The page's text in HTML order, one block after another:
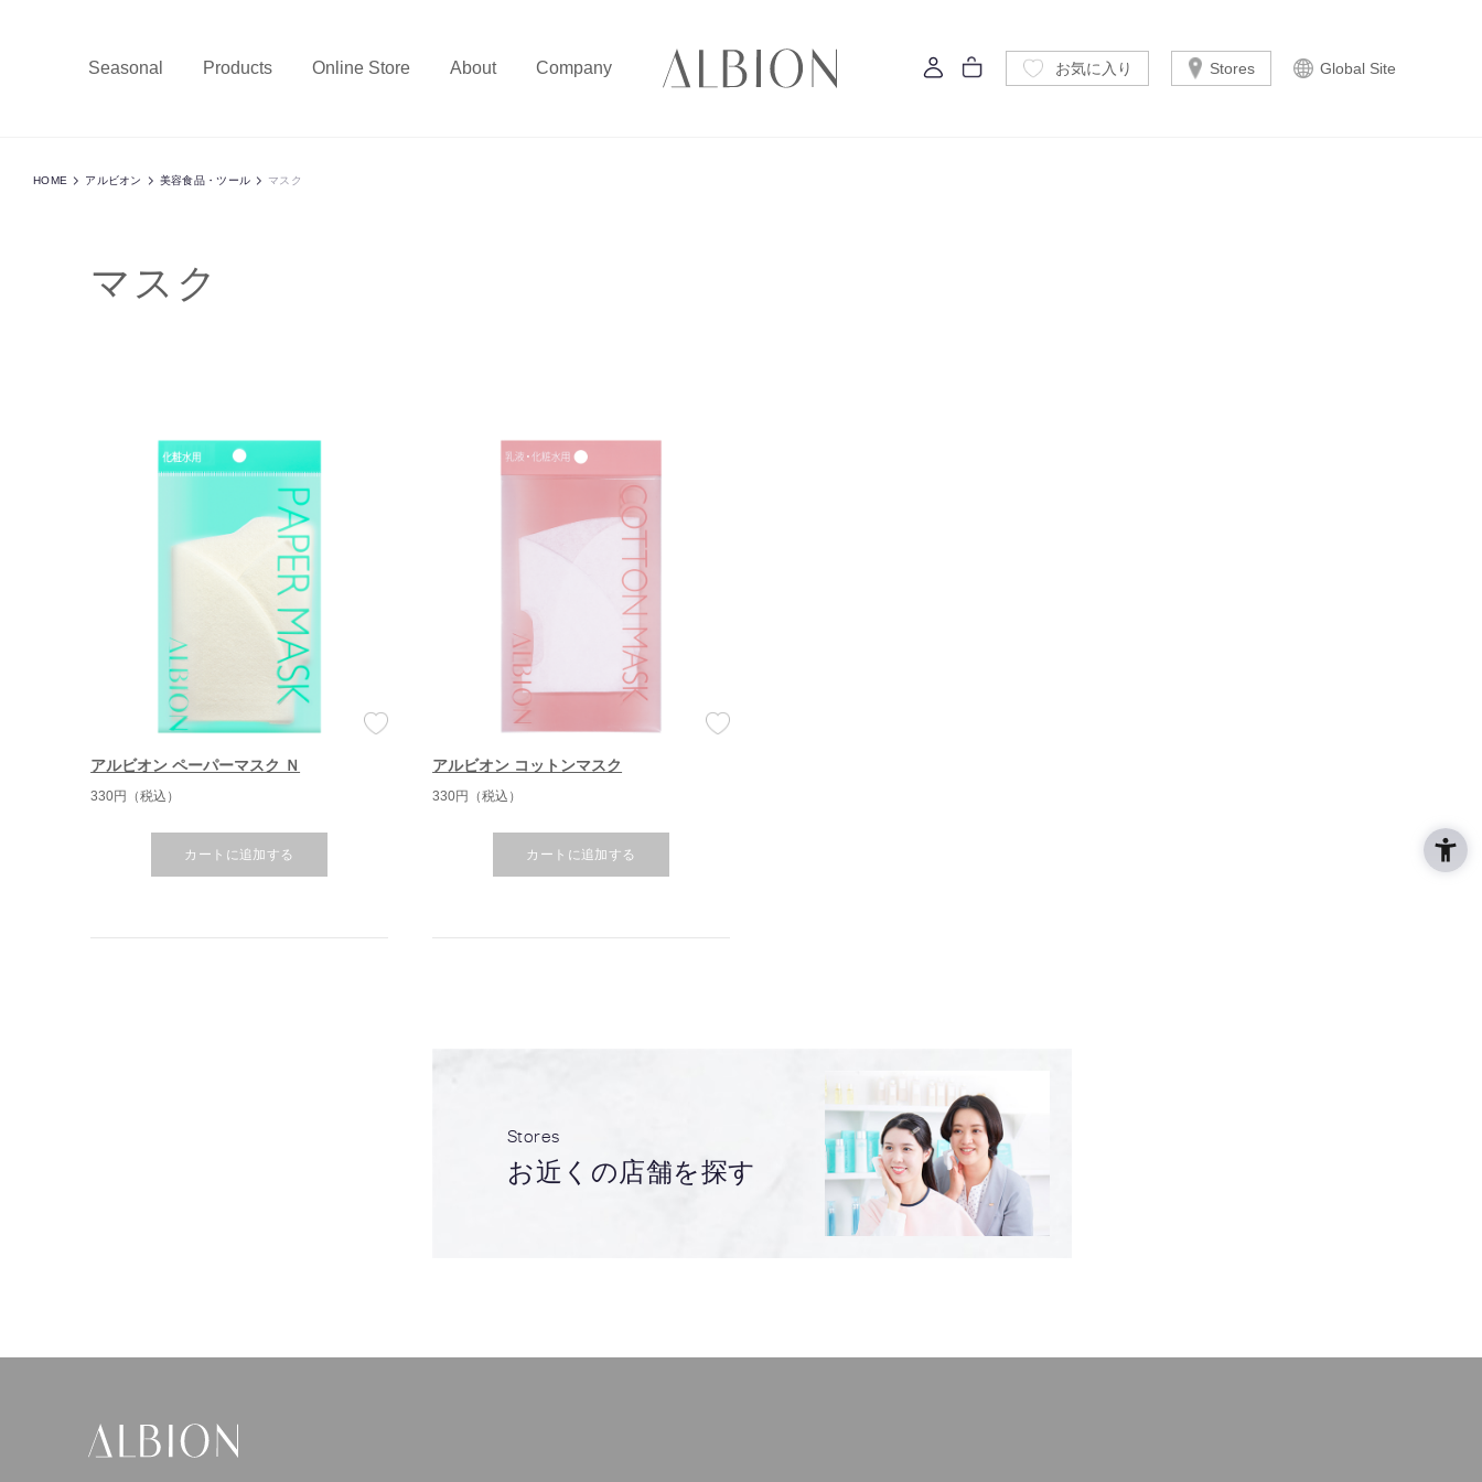
Seasonal Products Online Store About Company お気に入り Stores Global Site
HOME アルビオン 美容食品・ツール マスク
マスク
アルビオン ペーパーマスク Ｎ
330円（税込）
カートに追加する
アルビオン コットンマスク
330円（税込）
カートに追加する
Stores
お近くの店舗を探す